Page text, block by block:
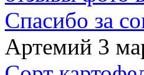
Спасибо за
Артемий 3